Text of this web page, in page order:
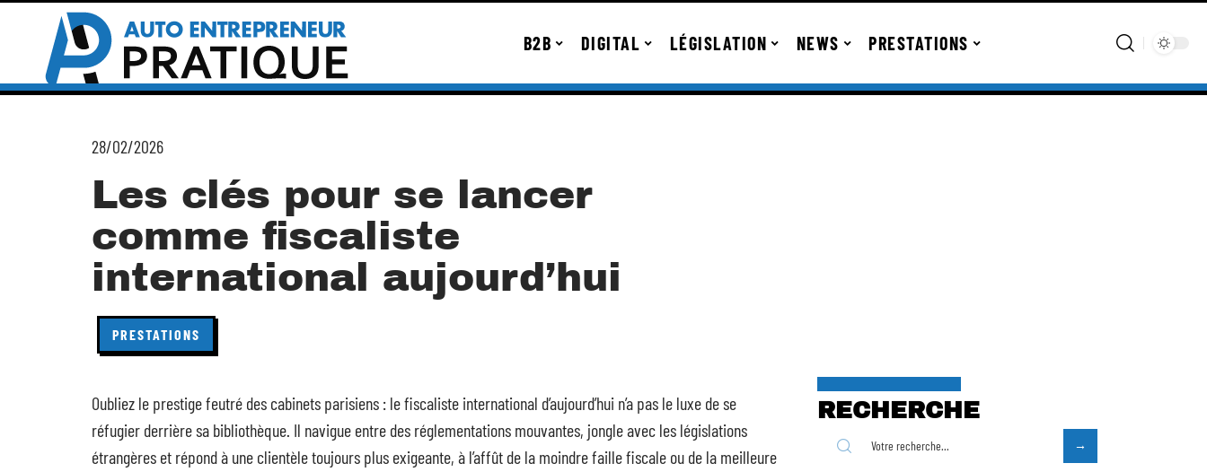
B2B DIGITAL LÉGISLATION NEWS PRESTATIONS
28/02/2026
Les clés pour se lancer
comme fiscaliste
international aujourd’hui
PRESTATIONS
Oubliez le prestige feutré des cabinets parisiens : le fiscaliste international d’aujourd’hui n’a pas le luxe de se
réfugier derrière sa bibliothèque. Il navigue entre des réglementations mouvantes, jongle avec les législations
étrangères et répond à une clientèle toujours plus exigeante, à l’affût de la moindre faille fiscale ou de la meilleure
RECHERCHE